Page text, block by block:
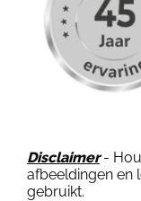
Disclaimer-
afbeeldingen en
gebruikt.